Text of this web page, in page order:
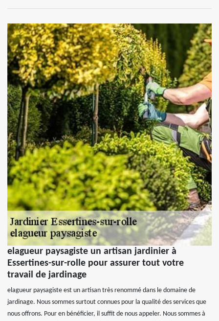
elagueur paysagiste un artisan jardinier à
Essertines-sur-rolle pour assurer tout votre
travail de jardinage
elagueur paysagiste est un artisan très renommé dans le domaine de
jardinage. Nous sommes surtout connues pour la qualité des services que
nous offrons. Pour en bénéficier, il suffit de nous appeler. Nous sommes à